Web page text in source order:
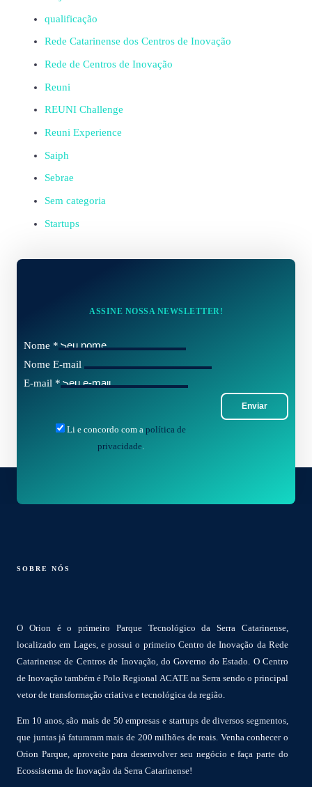
qualificação
Rede Catarinense dos Centros de Inovação
Rede de Centros de Inovação
Reuni
REUNI Challenge
Reuni Experience
Saiph
Sebrae
Sem categoria
Startups
ASSINE NOSSA NEWSLETTER!
Nome *
Nome E-mail
E-mail *
Enviar
Li e concordo com a política de
privacidade
SOBRE NÓS
O Orion é o primeiro Parque Tecnológico da Serra Catarinense,
localizado em Lages, e possui o primeiro Centro de Inovação da Rede
Catarinense de Centros de Inovação, do Governo do Estado. O Centro
de Inovação também é Polo Regional ACATE na Serra sendo o principal
vetor de transformação criativa e tecnológica da região.
Em 10 anos, são mais de 50 empresas e startups de diversos segmentos,
que juntas já faturaram mais de 200 milhões de reais. Venha conhecer o
Orion Parque, aproveite para desenvolver seu negócio e faça parte do
Ecossistema de Inovação da Serra Catarinense!